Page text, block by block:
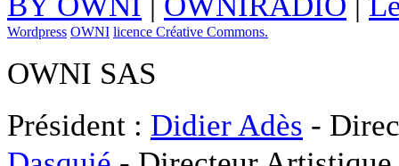
Wordpress OWNI licence Créative Commons.
OWNI SAS
Président : Didier Adès -